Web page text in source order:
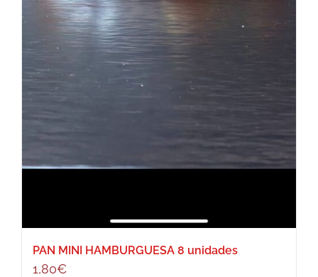
PAN MINI HAMBURGUESA 8 unidades
1,80€